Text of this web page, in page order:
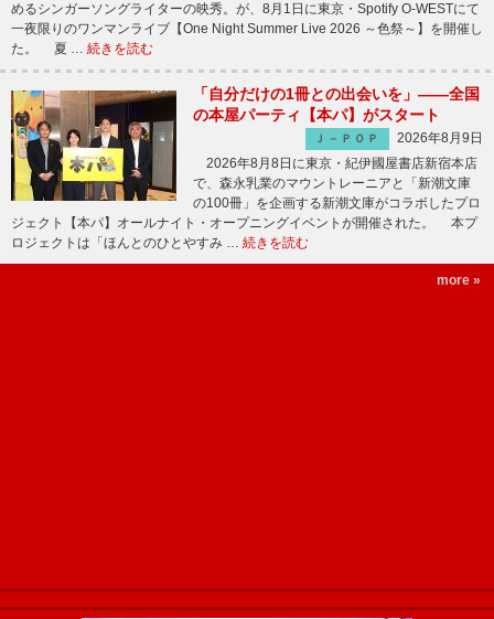
めるシンガーソングライターの映秀。が、8月1日に東京・Spotify O-WESTにて
一夜限りのワンマンライブ【One Night Summer Live 2026 ～色祭～】を開催し
た。 夏 … 続きを読む
「自分だけの1冊との出会いを」――全国
の本屋パーティ【本パ】がスタート
Ｊ－ＰＯＰ
2026年8月9日
2026年8月8日に東京・紀伊國屋書店新宿本店
で、森永乳業のマウントレーニアと「新潮文庫
の100冊」を企画する新潮文庫がコラボしたプロ
ジェクト【本パ】オールナイト・オープニングイベントが開催された。 本プ
ロジェクトは「ほんとのひとやすみ … 続きを読む
more »